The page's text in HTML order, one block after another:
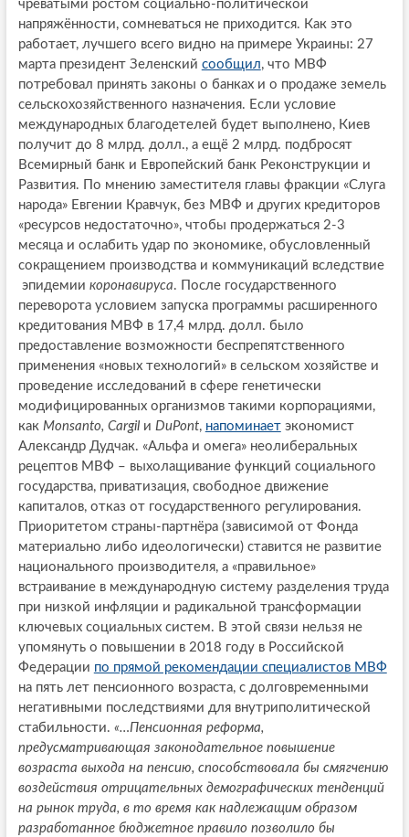
чреватыми ростом социально-политической
напряжённости, сомневаться не приходится. Как это
работает, лучшего всего видно на примере Украины: 27
марта президент Зеленский сообщил, что МВФ
потребовал принять законы о банках и о продаже земель
сельскохозяйственного назначения. Если условие
международных благодетелей будет выполнено, Киев
получит до 8 млрд. долл., а ещё 2 млрд. подбросят
Всемирный банк и Европейский банк Реконструкции и
Развития. По мнению заместителя главы фракции «Слуга
народа» Евгении Кравчук, без МВФ и других кредиторов
«ресурсов недостаточно», чтобы продержаться 2-3
месяца и ослабить удар по экономике, обусловленный
сокращением производства и коммуникаций вследствие
эпидемии коронавируса. После государственного
переворота условием запуска программы расширенного
кредитования МВФ в 17,4 млрд. долл. было
предоставление возможности беспрепятственного
применения «новых технологий» в сельском хозяйстве и
проведение исследований в сфере генетически
модифицированных организмов такими корпорациями,
как Monsanto, Cargilи DuPont, напоминаетэкономист
Александр Дудчак. «Альфа и омега» неолиберальных
рецептов МВФ – выхолащивание функций социального
государства, приватизация, свободное движение
капиталов, отказ от государственного регулирования.
Приоритетом страны-партнёра (зависимой от Фонда
материально либо идеологически) ставится не развитие
национального производителя, а «правильное»
встраивание в международную систему разделения труда
при низкой инфляции и радикальной трансформации
ключевых социальных систем. В этой связи нельзя не
упомянуть о повышении в 2018 году в Российской
Федерации по прямой рекомендации специалистов МВФ
на пять лет пенсионного возраста, с долговременными
негативными последствиями для внутриполитической
стабильности. «…Пенсионная реформа,
предусматривающая законодательное повышение
возраста выхода на пенсию, способствовала бы смягчению
воздействия отрицательных демографических тенденций
на рынок труда, в то время как надлежащим образом
разработанное бюджетное правило позволило бы